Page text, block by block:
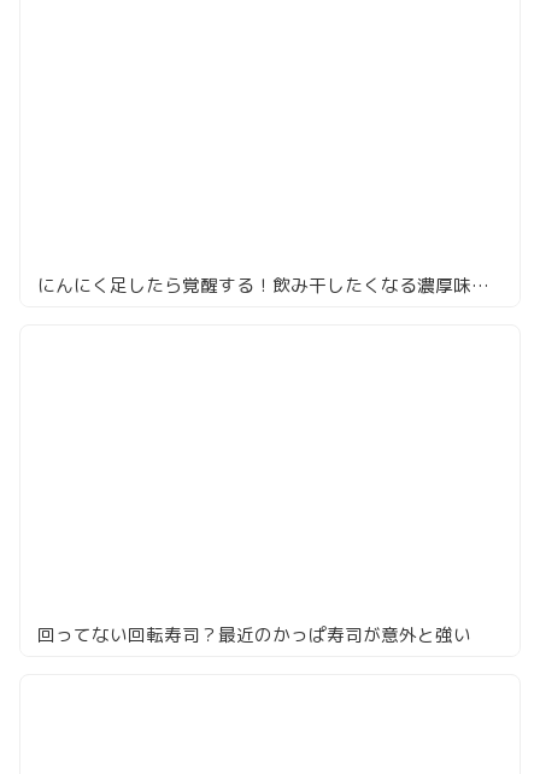
にんにく足したら覚醒する！飲み干したくなる濃厚味噌、田坂屋
回ってない回転寿司？最近のかっぱ寿司が意外と強い